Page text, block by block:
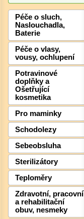
Péče o sluch,
Naslouchadla,
Baterie
Péče o vlasy,
vousy, ochlupení
Potravinové
doplňky a
Ošetřující
kosmetika
Pro maminky
Schodolezy
Sebeobsluha
Sterilizátory
Teploměry
Zdravotní, pracovní
a rehabilitační
obuv, nesmeky